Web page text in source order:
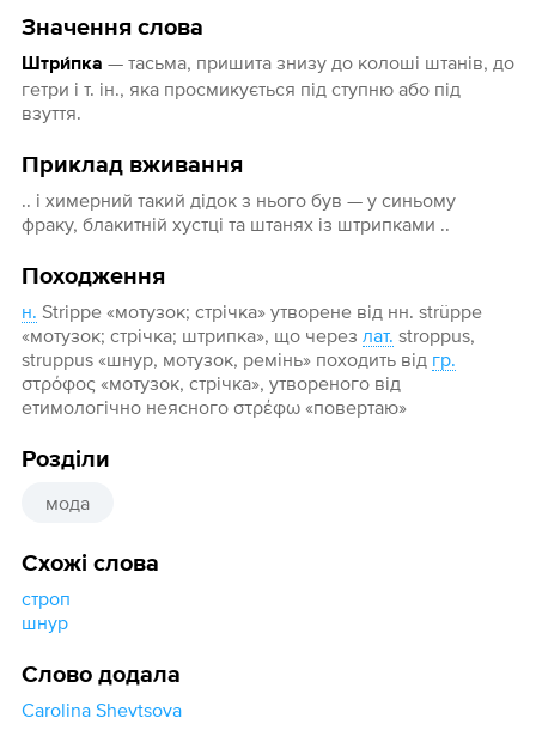
Значення слова
Штри́пка — тасьма, пришита знизу до колоші штанів, до
гетри і т. ін., яка просмикується під ступню або під
взуття.
Приклад вживання
.. і химерний такий дідок з нього був — у синьому
фраку, блакитній хустці та штанях із штрипками ..
Походження
н. Strippe «мотузок; стрічка» утворене від нн. strüppe
«мотузок; стрічка; штрипка», що через лат. stroppus,
struppus «шнур, мотузок, ремінь» походить від гр.
στρόφος «мотузок, стрічка», утвореного від
етимологічно неясного στρέφω «повертаю»
Розділи
мода
Схожі слова
строп
шнур
Слово додала
Carolina Shevtsova